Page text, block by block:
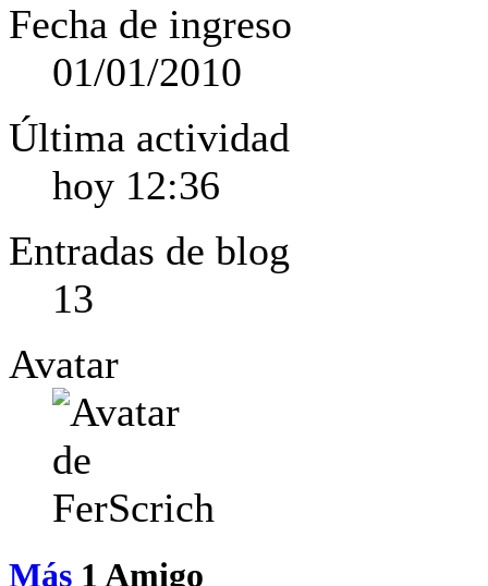
Fecha de ingreso
01/01/2010
Última actividad
hoy 12:36
Entradas de blog
13
Avatar
Más 1 Amigo